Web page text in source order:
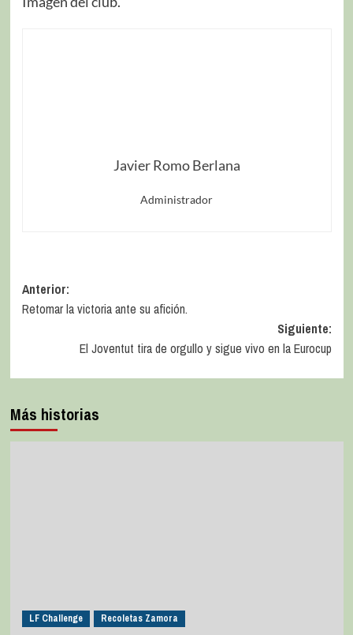
Javier Romo Berlana
Administrador
Anterior:
Retomar la victoria ante su afición.
Siguiente:
El Joventut tira de orgullo y sigue vivo en la Eurocup
Más historias
LF Challenge Recoletas Zamora